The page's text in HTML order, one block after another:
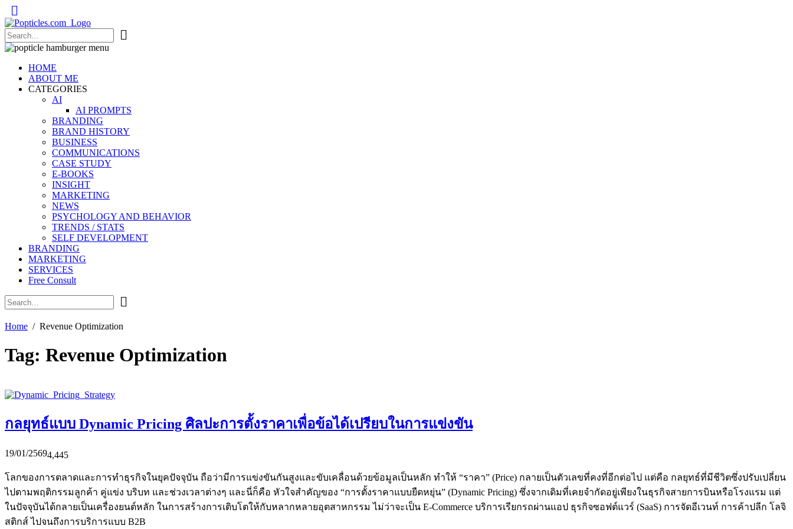
Popticles.com
HOME
ABOUT ME
CATEGORIES
AI
AI PROMPTS
BRANDING
BRAND HISTORY
BUSINESS
COMMUNICATIONS
CASE STUDY
E-BOOKS
INSIGHT
MARKETING
NEWS
PSYCHOLOGY AND BEHAVIOR
TRENDS / STATS
SELF DEVELOPMENT
BRANDING
MARKETING
SERVICES
Free Consult
Home Revenue Optimization
Tag: Revenue Optimization
กลยุทธ์แบบ Dynamic Pricing ศิลปะการตั้งราคาเพื่อข้อได้เปรียบในการแข่งขัน
19/01/25694,445
โลกของการตลาดและการทำธุรกิจในยุคปัจจุบัน ถือว่ามีการแข่งขันกันสูงและขับเคลื่อนด้วยข้อมูลเป็นหลัก ทำให้ “ราคา” (Price) กลายเป็นตัวเลขที่คงที่อีกต่อไป แต่คือ กลยุทธ์ที่มีชีวิตซึ่งปรับเปลี่ยน
ไปตามพฤติกรรมลูกค้า คู่แข่ง บริบท และช่วงเวลาต่างๆ และนี่ก็คือ หัวใจสำคัญของ “การตั้งราคาแบบยืดหยุ่น” (Dynamic Pricing) ซึ่งจากเดิมที่เคยจำกัดอยู่เพียงในธุรกิจสายการบินหรือโรงแรม แต่
ในปัจจุบันได้กลายเป็นเครื่องยนต์หลัก ในการสร้างการเติบโตให้กับหลากหลายอุตสาหกรรม ไม่ว่าจะเป็น E-Commerce บริการเรียกรถผ่านแอป ธุรกิจซอฟต์แวร์ (SaaS) การจัดอีเวนท์ การค้าปลีก โลจิ
สติกส์ ไปจนถึงการบริการแบบ B2B